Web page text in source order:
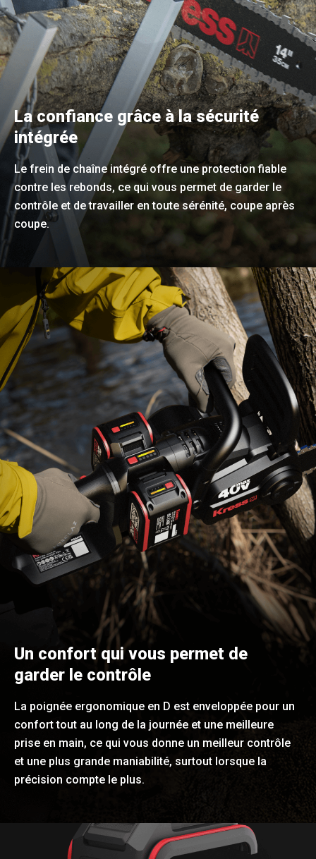
La confiance grâce à la sécurité
intégrée
Le frein de chaîne intégré offre une protection fiable
contre les rebonds, ce qui vous permet de garder le
contrôle et de travailler en toute sérénité, coupe après
coupe.
Un confort qui vous permet de
garder le contrôle
La poignée ergonomique en D est enveloppée pour un
confort tout au long de la journée et une meilleure
prise en main, ce qui vous donne un meilleur contrôle
et une plus grande maniabilité, surtout lorsque la
précision compte le plus.